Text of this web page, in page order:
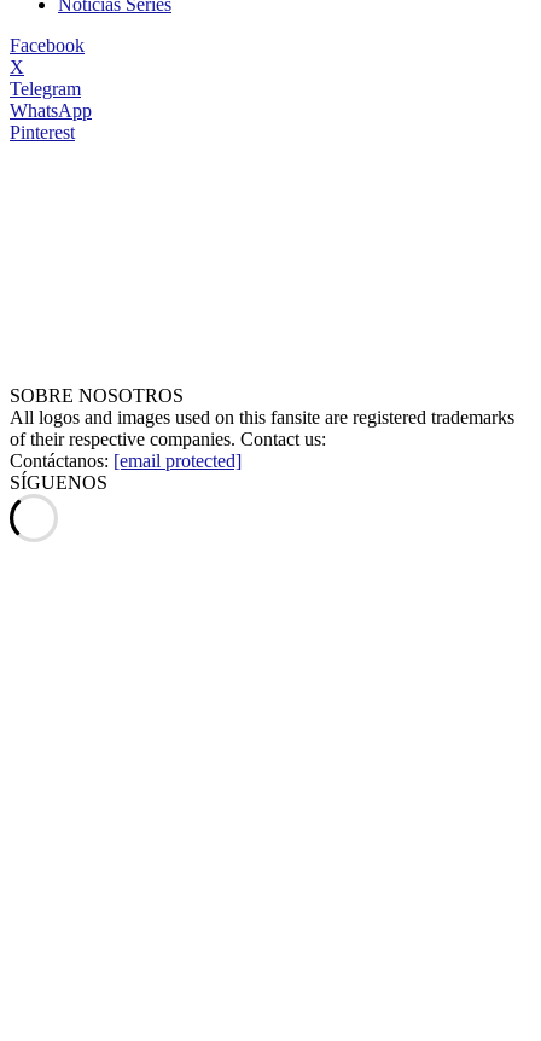
Noticias Series
Facebook
X
Telegram
WhatsApp
Pinterest
SOBRE NOSOTROS
All logos and images used on this fansite are registered trademarks
of their respective companies. Contact us:
Contáctanos: [email protected]
SÍGUENOS